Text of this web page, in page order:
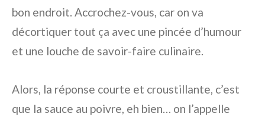
bon endroit. Accrochez-vous, car on va
décortiquer tout ça avec une pincée d’humour
et une louche de savoir-faire culinaire.
Alors, la réponse courte et croustillante, c’est
que la sauce au poivre, eh bien… on l’appelle